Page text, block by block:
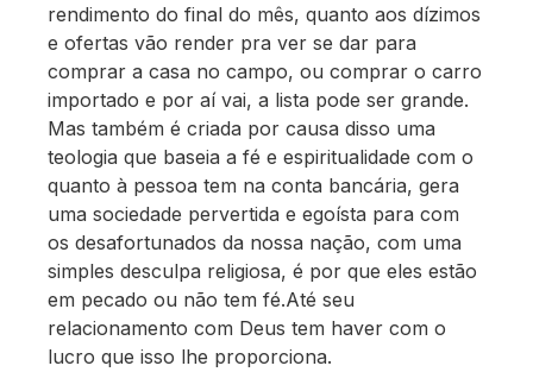
rendimento do final do mês, quanto aos dízimos
e ofertas vão render pra ver se dar para
comprar a casa no campo, ou comprar o carro
importado e por aí vai, a lista pode ser grande.
Mas também é criada por causa disso uma
teologia que baseia a fé e espiritualidade com o
quanto à pessoa tem na conta bancária, gera
uma sociedade pervertida e egoísta para com
os desafortunados da nossa nação, com uma
simples desculpa religiosa, é por que eles estão
em pecado ou não tem fé.Até seu
relacionamento com Deus tem haver com o
lucro que isso lhe proporciona.